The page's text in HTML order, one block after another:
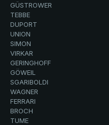
GÜSTROWER
TEBBE
DUPORT
UNION
SIMON
VIRKAR
GERINGHOFF
GÖWEIL
SGARIBOLDI
WAGNER
FERRARI
BROCH
TUME